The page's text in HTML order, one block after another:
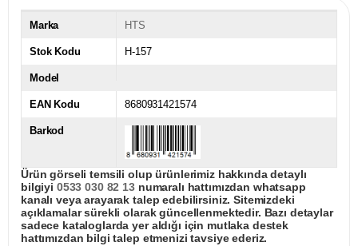
Marka HTS
Stok Kodu H-157
Model
EAN Kodu 8680931421574
Barkod
Ürün görseli temsili olup ürünlerimiz hakkında detaylı
bilgiyi 0533 030 82 13numaralı hattımızdan whatsapp
kanalı veya arayarak talep edebilirsiniz. Sitemizdeki
açıklamalar sürekli olarak güncellenmektedir. Bazı detaylar
sadece kataloglarda yer aldığı için mutlaka destek
hattımızdan bilgi talep etmenizi tavsiye ederiz.